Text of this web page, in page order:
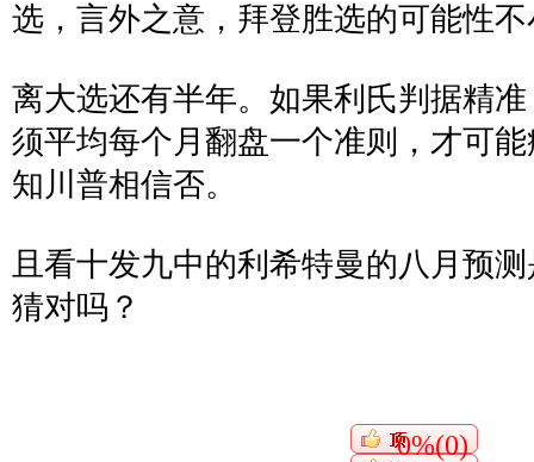
选，言外之意，拜登胜选的可能性
离大选还有半年。如果利氏判据精
须平均每个月翻盘一个准则，才可
知川普相信否。
且看十发九中的利希特曼的八月预
猜对吗？
0%(0)